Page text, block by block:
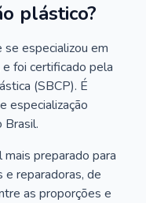
plástico?
especializou em
e foi certificado pela
(SBCP). É
especialização
Brasil.
preparado para
e reparadoras, de
as proporções e